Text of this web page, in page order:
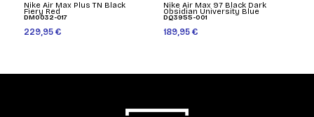
Nike Air Max Plus TN Black
Fiery Red
DM0032-017
229,95 €
Nike Air Max 97 Black Dark
Obsidian University Blue
DQ3955-001
189,95 €